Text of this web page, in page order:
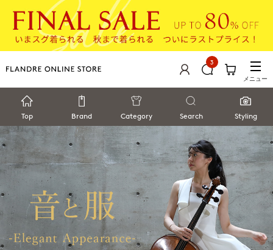
3
メニュー
Top Brand Category Search Styling